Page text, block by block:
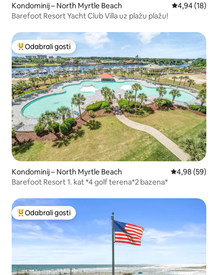
Kondominij – North Myrtle Beach Prosječna
4,94 (18)
Barefoot Resort Yacht Club Villa uz plažu plažu!
Među najviše rangiranima s oznakom „Odabrali gosti”
Odabrali gosti
Kondominij – North Myrtle Beach Prosječna
4,98 (59)
Barefoot Resort 1. kat *4 golf terena*2 bazena*
Među najviše rangiranima s oznakom „Odabrali gosti”
Odabrali gosti